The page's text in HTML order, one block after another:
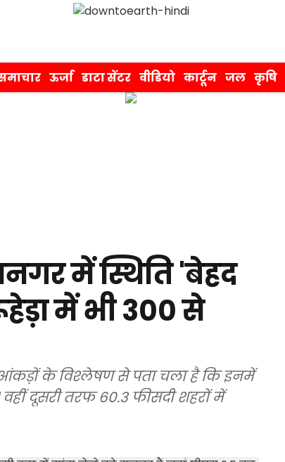
ऊर्जा डाटा सेंटर वीडियो कार्टून जल कृषि
में स्थिति 'बेहद
में भी 300 से
आंकड़ों के विश्लेषण से पता चला है कि इनमें
दूसरी तरफ 60.3 फीसदी शहरों में